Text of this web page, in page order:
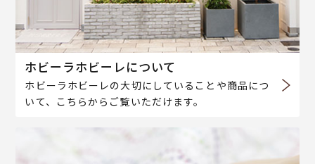
ホビーラホビーレについて
ホビーラホビーレの大切にしていることや商品につ
いて、こちらからご覧いただけます。